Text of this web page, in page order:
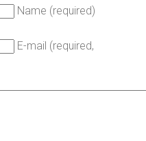
Name (required)
E-mail (required,